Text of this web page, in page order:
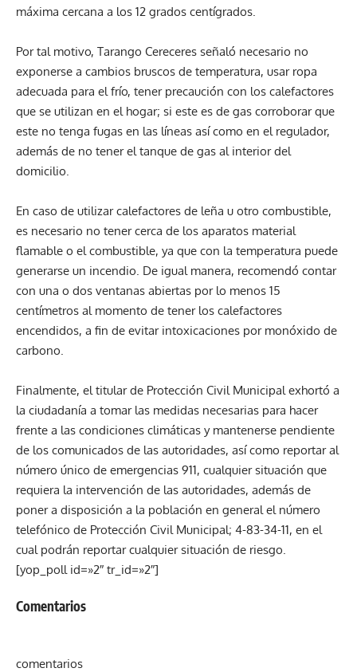
máxima cercana a los 12 grados centígrados.
Por tal motivo, Tarango Cereceres señaló necesario no
exponerse a cambios bruscos de temperatura, usar ropa
adecuada para el frío, tener precaución con los calefactores
que se utilizan en el hogar; si este es de gas corroborar que
este no tenga fugas en las líneas así como en el regulador,
además de no tener el tanque de gas al interior del
domicilio.
En caso de utilizar calefactores de leña u otro combustible,
es necesario no tener cerca de los aparatos material
flamable o el combustible, ya que con la temperatura puede
generarse un incendio. De igual manera, recomendó contar
con una o dos ventanas abiertas por lo menos 15
centímetros al momento de tener los calefactores
encendidos, a fin de evitar intoxicaciones por monóxido de
carbono.
Finalmente, el titular de Protección Civil Municipal exhortó a
la ciudadanía a tomar las medidas necesarias para hacer
frente a las condiciones climáticas y mantenerse pendiente
de los comunicados de las autoridades, así como reportar al
número único de emergencias 911, cualquier situación que
requiera la intervención de las autoridades, además de
poner a disposición a la población en general el número
telefónico de Protección Civil Municipal; 4-83-34-11, en el
cual podrán reportar cualquier situación de riesgo.
[yop_poll id=»2″ tr_id=»2″]
Comentarios
comentarios